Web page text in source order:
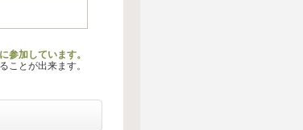
参加しています。
ことが出来ます。